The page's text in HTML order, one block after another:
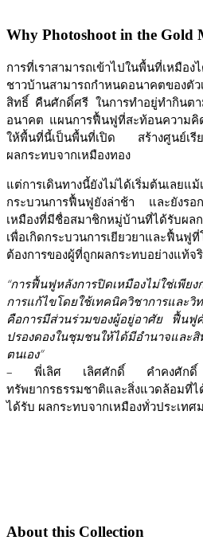
Why Photoshoot in the Gold
การที่เราสามารถเข้าไปในพื้นที่เหมื
ชาวบ้านสามารถกำหนดอนาคตของ
สิทธิ์ คืนศักดิ์ศรี ในการทำอยู่ทำกินต
อนาคต แผนการฟื้นฟูที่สะท้อนความ
ให้พื้นที่นี้เป็นพื้นที่เปิด สร้างศูนย์เรีย
ผลกระทบจากเหมืองทอง
แต่การเดินทางนี้ยังไม่ได้เริ่มต้นเลยแ
กระบวนการฟื้นฟูยังล่าช้า และยังรอ
เหมืองที่มีชื่อสมาชิกหมู่บ้านที่ได้รับผล
เพื่อเกิดกระบวนการเยียวยาและฟื้
ต้องการของผู้ที่ถูกผลกระทบอย่างแท้จ
“การฟื้นฟูหลังการปิดเหมืองไม่ใช่เพี
การแก้ไขโดยใช้เทคนิควิชาการและ
คือการมีส่วนร่วมของผู้อยู่อาศัย ฟื้น
ปรองดองในชุมชนให้ได้มีอำนาจและ
ตนเอง”
– พี่เลิศ เลิศศักดิ์ คำคงศักดิ์ (
ทรัพยากรธรรมชาติและสิ่งแวดล้อมที่
ได้รับ ผลกระทบจากเหมืองทั่วประเทศ
About this Collection